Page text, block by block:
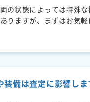
の状態によっては特殊
りますが、まずはお気
装備は査定に影響しま